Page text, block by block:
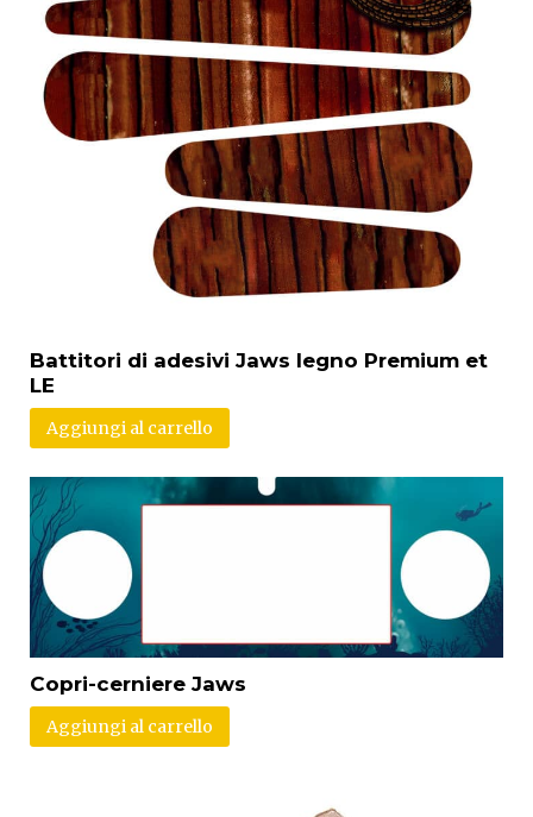
Battitori di adesivi Jaws legno Premium et
LE
Aggiungi al carrello
Copri-cerniere Jaws
Aggiungi al carrello